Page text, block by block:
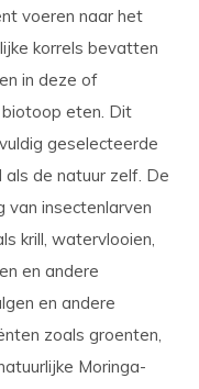
voeren naar het
korrels bevatten
in deze of
biotoop eten. Dit
geselecteerde
de natuur zelf. De
van insectenlarven
krill, watervlooien,
en andere
en andere
zoals groenten,
Moringa-